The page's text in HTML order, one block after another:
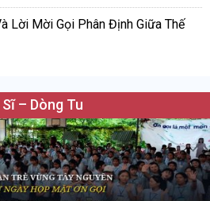
Lời Mời Gọi Phân Định Giữa Thế
– Dòng Tu